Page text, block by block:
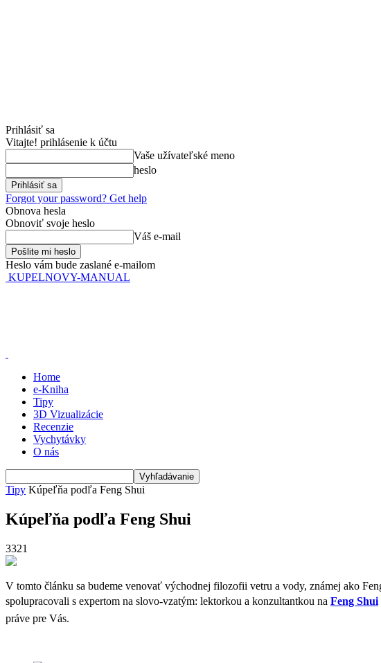
Prihlásiť sa
Vitajte! prihlásenie k účtu
Vaše užívateľské meno
heslo
Forgot your password? Get help
Obnova hesla
Obnoviť svoje heslo
Váš e-mail
Heslo vám bude zaslané e-mailom
KUPELNOVY-MANUAL
Home
e-Kniha
Tipy
3D Vizualizácie
Recenzie
Vychytávky
O nás
Tipy Kúpeľňa podľa Feng Shui
Kúpeľňa podľa Feng Shui
3321
V tomto článku sa budeme venovať východnej filozofii vetru a vody, známej ako
spolupracovali s expertom na slovo-vzatým: lektorkou a konzultantkou na Feng Shui
práve pre Vás.